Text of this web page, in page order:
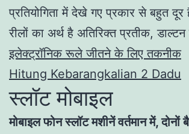
प्रतियोगिता में देखे गए प्रकार से बहुत दूर
रीलों का अर्थ है अतिरिक्त प्रतीक,
इलेक्ट्रॉनिक रूले जीतने के लिए तकनीक
Hitung Kebarangkalian 2 Dadu
स्लॉट मोबाइल
मोबाइल फोन स्लॉट मशीनें वर्तमान में,